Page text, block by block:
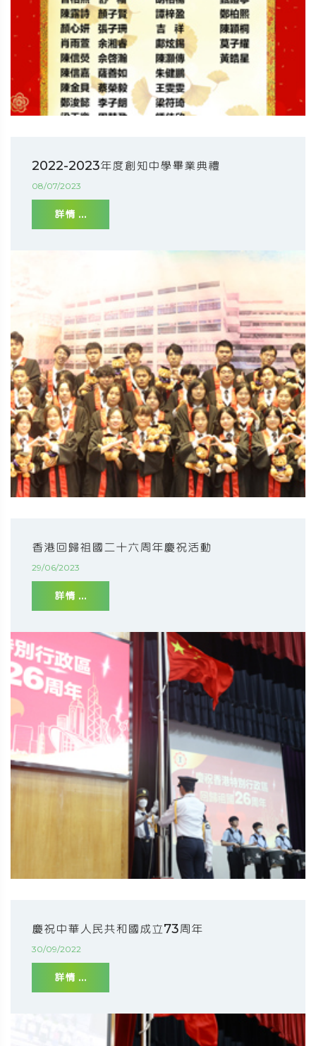
2022-2023年度創知中學畢業典禮
08/07/2023
詳情 ...
香港回歸祖國二十六周年慶祝活動
29/06/2023
詳情 ...
慶祝中華人民共和國成立73周年
30/09/2022
詳情 ...